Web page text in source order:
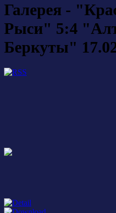
Галерея -
Рыси" 5:4
Беркуты"